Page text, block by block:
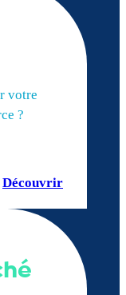
votre
?
Découvrir